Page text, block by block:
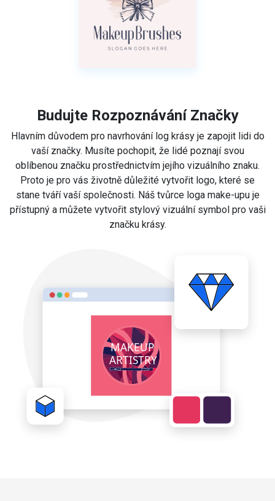
Budujte Rozpoznávání Značky
Hlavním důvodem pro navrhování log krásy je zapojit lidi do
vaší značky. Musíte pochopit, že lidé poznají svou
oblíbenou značku prostřednictvím jejího vizuálního znaku.
Proto je pro vás životně důležité vytvořit logo, které se
stane tváří vaší společnosti. Náš tvůrce loga make-upu je
přístupný a můžete vytvořit stylový vizuální symbol pro vaši
značku krásy.